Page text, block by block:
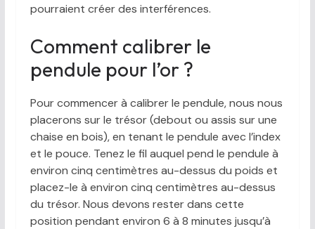
pourraient créer des interférences.
Comment calibrer le
pendule pour l’or ?
Pour commencer à calibrer le pendule, nous nous
placerons sur le trésor (debout ou assis sur une
chaise en bois), en tenant le pendule avec l’index
et le pouce. Tenez le fil auquel pend le pendule à
environ cinq centimètres au-dessus du poids et
placez-le à environ cinq centimètres au-dessus
du trésor. Nous devons rester dans cette
position pendant environ 6 à 8 minutes jusqu’à